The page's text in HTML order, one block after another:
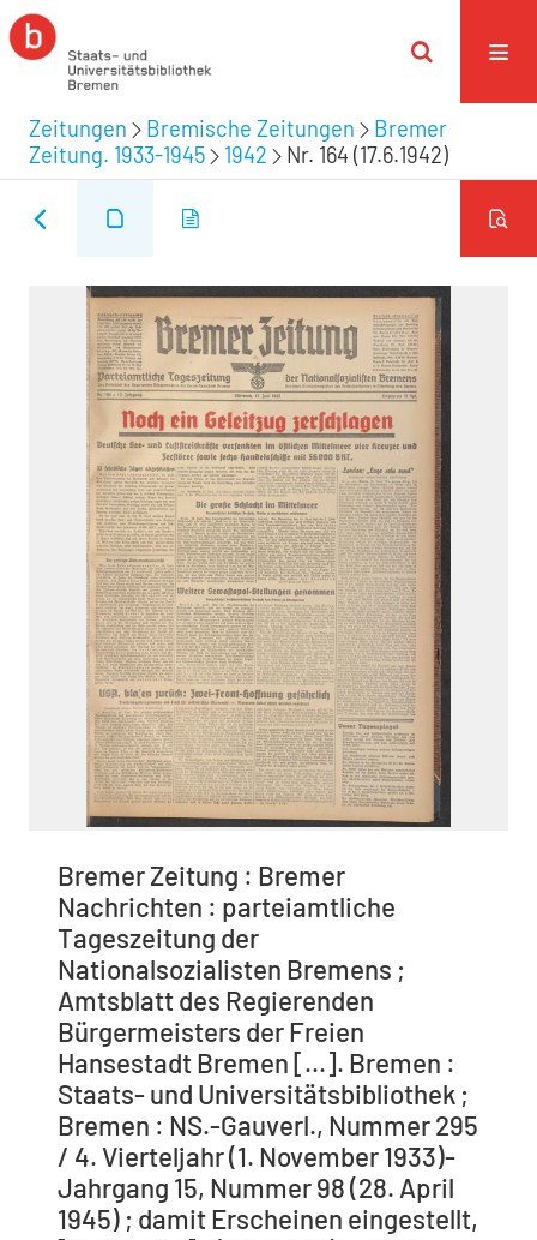
Zeitungen Bremische Zeitungen
Bremer
Zeitung. 1933-1945
1942 Nr. 164 (17.6.1942)
Bremer Zeitung : Bremer
Nachrichten : parteiamtliche
Tageszeitung der
Nationalsozialisten Bremens ;
Amtsblatt des Regierenden
Bürgermeisters der Freien
Hansestadt Bremen [...]. Bremen :
Staats- und Universitätsbibliothek ;
Bremen : NS.-Gauverl., Nummer 295
/ 4. Vierteljahr (1. November 1933)-
Jahrgang 15, Nummer 98 (28. April
1945) ; damit Erscheinen eingestellt,